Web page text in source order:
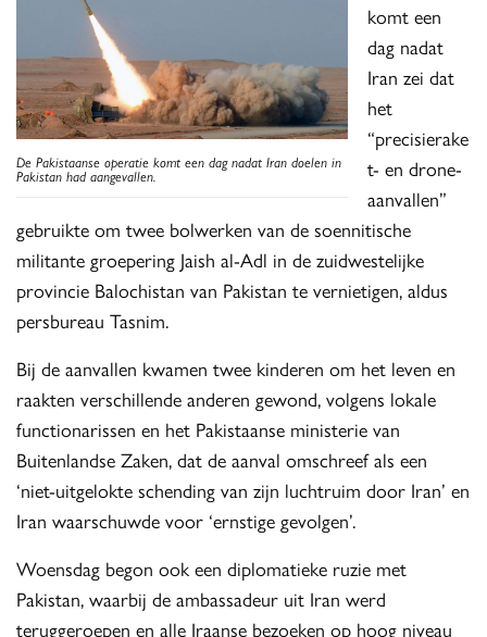
De Pakistaanse operatie komt een dag nadat Iran doelen in
Pakistan had aangevallen.
komt een
dag nadat
Iran zei dat
het
“precisierake
t- en drone-
aanvallen”
gebruikte om twee bolwerken van de soennitische
militante groepering Jaish al-Adl in de zuidwestelijke
provincie Balochistan van Pakistan te vernietigen, aldus
persbureau Tasnim.
Bij de aanvallen kwamen twee kinderen om het leven en
raakten verschillende anderen gewond, volgens lokale
functionarissen en het Pakistaanse ministerie van
Buitenlandse Zaken, dat de aanval omschreef als een
‘niet-uitgelokte schending van zijn luchtruim door Iran’ en
Iran waarschuwde voor ‘ernstige gevolgen’.
Woensdag begon ook een diplomatieke ruzie met
Pakistan, waarbij de ambassadeur uit Iran werd
teruggeroepen en alle Iraanse bezoeken op hoog niveau